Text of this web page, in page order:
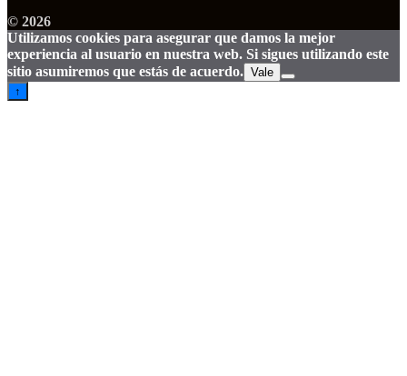
© 2026
Utilizamos cookies para asegurar que damos la mejor
experiencia al usuario en nuestra web. Si sigues utilizando este
sitio asumiremos que estás de acuerdo. Vale
↑